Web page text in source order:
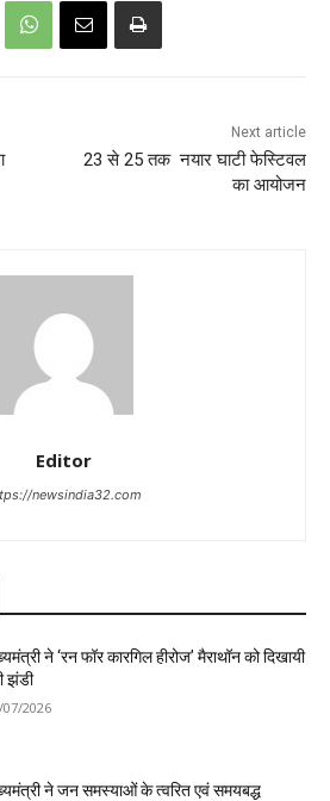
Next article
23 से 25 तक नयार घाटी फेस्टिवल
का आयोजन
Editor
newsindia32.com
ने ‘रन फॉर कारगिल हीरोज’ मैराथॉन को दिखायी
झंडी
07/2026
ने जन समस्याओं के त्वरित एवं समयबद्ध